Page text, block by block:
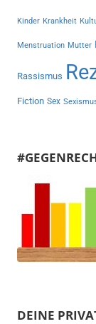
Kinder Krankheit
Menstruation Mutter
Rassismus
Fiction Sex
DEINE